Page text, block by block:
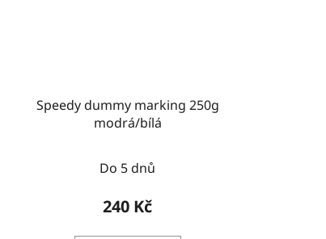
Speedy dummy marking 250g
modrá/bílá
Do 5 dnů
240 Kč